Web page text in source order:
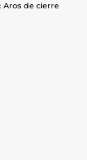
Aros de cierre